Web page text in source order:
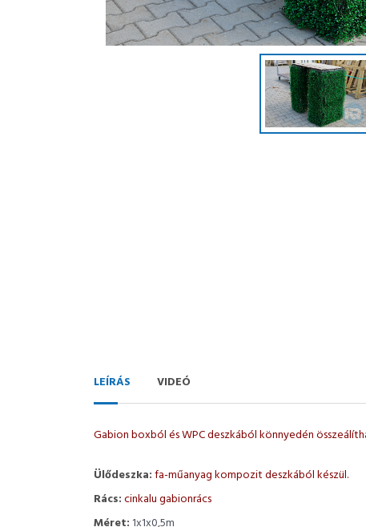
LEÍRÁS VIDEÓ
Gabion boxból és WPC deszkából könnyedén
Ülődeszka:fa-műanyag kompozit deszkából készül.
Rács:cinkalu gabionrács